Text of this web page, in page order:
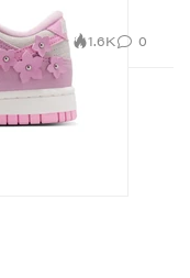
1.6K 0